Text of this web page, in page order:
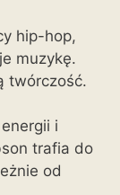
hip-hop,
muzykę.
twórczość.
i
trafia do
od